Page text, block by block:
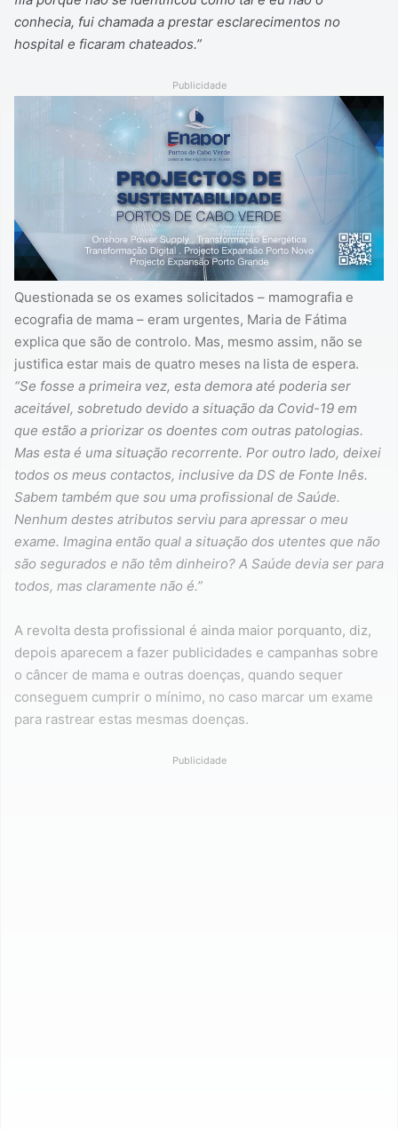
conhecia, fui chamada a prestar esclarecimentos no
hospital e ficaram chateados.”
Publicidade
Questionada se os exames solicitados – mamografia e
ecografia de mama – eram urgentes, Maria de Fátima
explica que são de controlo. Mas, mesmo assim, não se
justifica estar mais de quatro meses na lista de espera.
“Se fosse a primeira vez, esta demora até poderia ser
aceitável, sobretudo devido a situação da Covid-19 em
que estão a priorizar os doentes com outras patologias.
Mas esta é uma situação recorrente. Por outro lado, deixei
todos os meus contactos, inclusive da DS de Fonte Inês.
Sabem também que sou uma profissional de Saúde.
Nenhum destes atributos serviu para apressar o meu
exame. Imagina então qual a situação dos utentes que não
são segurados e não têm dinheiro? A Saúde devia ser para
todos, mas claramente não é.”
A revolta desta profissional é ainda maior porquanto, diz,
depois aparecem a fazer publicidades e campanhas sobre
o câncer de mama e outras doenças, quando sequer
conseguem cumprir o mínimo, no caso marcar um exame
para rastrear estas mesmas doenças.
Publicidade